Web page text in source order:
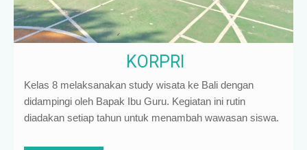
KORPRI
Kelas 8 melaksanakan study wisata ke Bali dengan
didampingi oleh Bapak Ibu Guru. Kegiatan ini rutin
diadakan setiap tahun untuk menambah wawasan siswa.